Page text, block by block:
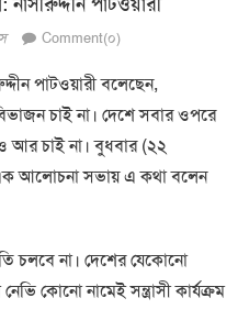
Comment(০)
পাটওয়ারী বলেছেন,
চাই না। দেশে সবার ওপরে
আর চাই না। বুধবার (২২
এক আলোচনা সভায় এ কথা বলেন
চলবে না। দেশের যেকোনো
কোনো নামেই সন্ত্রাসী কার্যক্রম